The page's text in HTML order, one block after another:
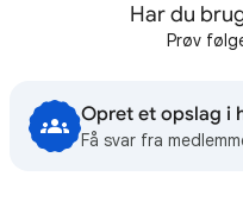
Har du
Prøv
Opret et opslag i
Få svar fra